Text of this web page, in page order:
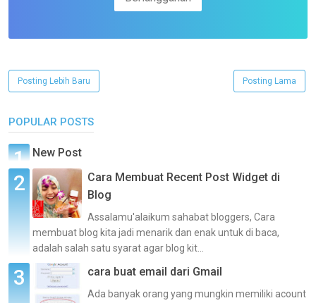
Posting Lebih Baru Posting Lama
POPULAR POSTS
New Post
Cara Membuat Recent Post Widget di
Blog
Assalamu'alaikum sahabat bloggers, Cara
membuat blog kita jadi menarik dan enak untuk di baca,
adalah salah satu syarat agar blog kit...
cara buat email dari Gmail
Ada banyak orang yang mungkin memiliki acount